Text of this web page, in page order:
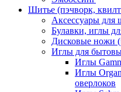
Шитье (пэчворк,
Аксессуары для
Булавки, иглы
Дисковые ножи
Иглы для
Иглы
Иглы
оверлоков